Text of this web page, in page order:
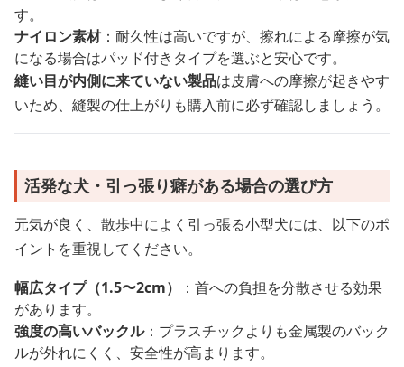
す。
ナイロン素材：耐久性は高いですが、擦れによる摩擦が気
になる場合はパッド付きタイプを選ぶと安心です。
縫い目が内側に来ていない製品は皮膚への摩擦が起きやす
いため、縫製の仕上がりも購入前に必ず確認しましょう。
活発な犬・引っ張り癖がある場合の選び方
元気が良く、散歩中によく引っ張る小型犬には、以下のポ
イントを重視してください。
幅広タイプ（1.5〜2cm）
：首への負担を分散させる効果
があります。
強度の高いバックル：プラスチックよりも金属製のバック
ルが外れにくく、安全性が高まります。